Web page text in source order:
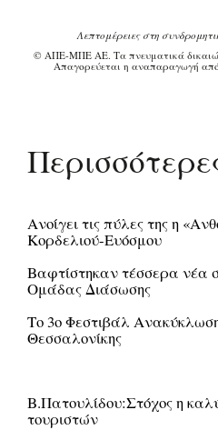
Λεπτομέρειες στη
© ΑΠΕ-ΜΠΕ ΑΕ. Τα πνευματικά
Απαγορεύεται η αναπαραγωγή από
Ανοίγει τις πύλες της η
Κορδελιού-Ευόσμου
Βαφτίστηκαν τέσσερα νέα
Ομάδας Διάσωσης
Το 3ο Φεστιβάλ
Θεσσαλονίκης
Β.Πατουλίδου:Στόχος η
τουριστών